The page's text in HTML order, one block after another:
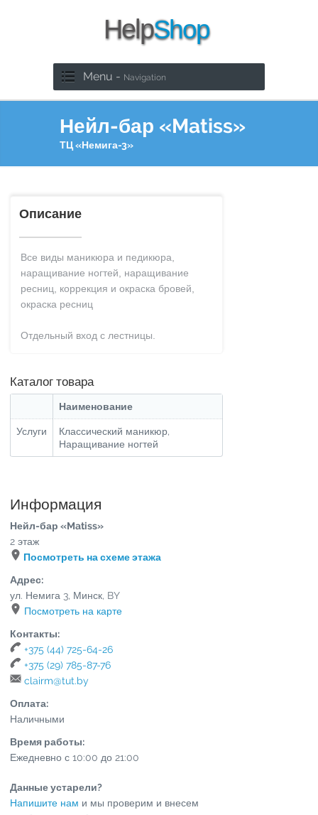
Menu - Navigation
Нейл-бар «Matiss»
ТЦ «Немига-3»
Описание
Все виды маникюра и педикюра,
наращивание ногтей, наращивание
ресниц, коррекция и окраска бровей,
окраска ресниц
Отдельный вход с лестницы.
Каталог товара
Наименование
Услуги
Классический маникюр,
Наращивание ногтей
Информация
Нейл-бар «Matiss»
2 этаж
Посмотреть на схеме этажа
Адрес:
ул. Немига 3, Минск, BY
Посмотреть на карте
Контакты:
+375 (44) 725-64-26
+375 (29) 785-87-76
clairm@tut.by
Оплата:
Наличными
Время работы:
Ежедневно с 10:00 до 21:00
Данные устарели?
Напишите нам и мы проверим и внесем